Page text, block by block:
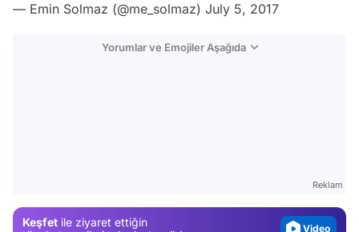
— Emin Solmaz (@me_solmaz) July 5, 2017
Yorumlar ve Emojiler Aşağıda
Reklam
Keşfet ile ziyaret ettiğin
Video